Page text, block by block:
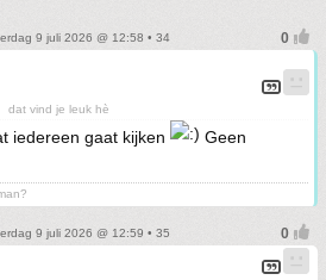
9 juli 2026 @ 12:58 • 34
dat vind je leuk hè
iedereen gaat kijken
Geen
9 juli 2026 @ 12:59 • 35